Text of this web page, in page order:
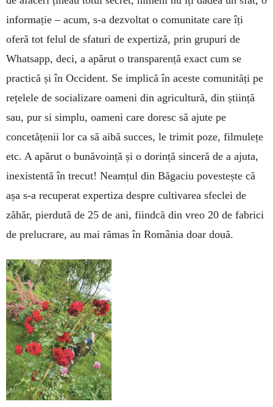
informație – acum, s-a dezvoltat o comunitate care îți
oferă tot felul de sfaturi de expertiză, prin grupuri de
Whatsapp, deci, a apărut o transparență exact cum se
practică și în Occident. Se implică în aceste comunități pe
rețelele de socializare oameni din agricultură, din știință
sau, pur si simplu, oameni care doresc să ajute pe
concetățenii lor ca să aibă succes, le trimit poze, filmulețe
etc. A apărut o bunăvoință și o dorință sinceră de a ajuta,
inexistentă în trecut! Neamțul din Băgaciu povestește că
așa s-a recuperat expertiza despre cultivarea sfeclei de
zăhăr, pierdută de 25 de ani, fiindcă din vreo 20 de fabrici
de prelucrare, au mai rămas în România doar două.